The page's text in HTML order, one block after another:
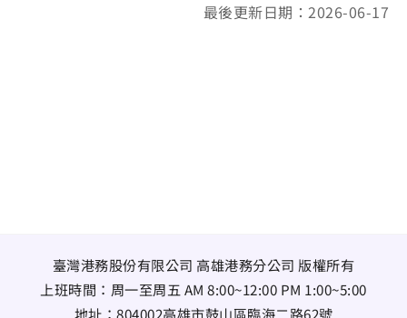
最後更新日期：2026-06-17
臺灣港務股份有限公司 高雄港務分公司 版權所有
上班時間：周一至周五 AM 8:00~12:00 PM 1:00~5:00
地址： 804002高雄市鼓山區臨海二路62號